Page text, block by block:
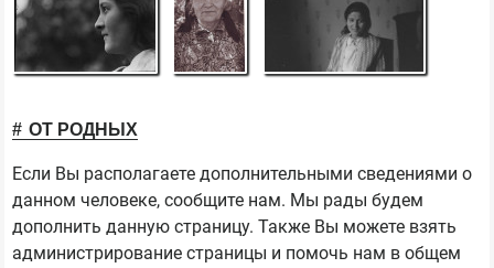
ОТ РОДНЫХ
Если Вы располагаете дополнительными сведениями о
данном человеке, сообщите нам. Мы рады будем
дополнить данную страницу. Также Вы можете взять
администрирование страницы и помочь нам в общем